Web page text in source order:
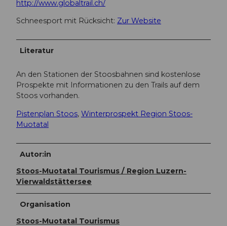
http://www.globaltrail.ch/
Schneesport mit Rücksicht: Zur Website
Literatur
An den Stationen der Stoosbahnen sind kostenlose
Prospekte mit Informationen zu den Trails auf dem
Stoos vorhanden.
Pistenplan Stoos, Winterprospekt Region Stoos-
Muotatal
Autor:in
Stoos-Muotatal Tourismus / Region Luzern-
Vierwaldstättersee
Organisation
Stoos-Muotatal Tourismus